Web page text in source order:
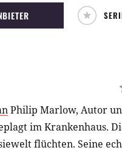
Philip Marlow, Autor
im Krankenhaus.
flüchten. Seine